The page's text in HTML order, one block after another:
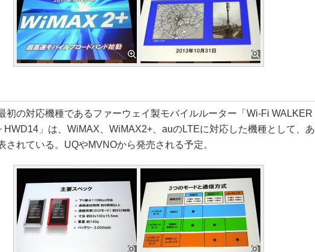
初の対応機種であるファーウェイ製モバイルルーター「Wi-Fi WALKER
HWD14」は、WiMAX、WiMAX2+、auのLTEに対応した機種として、あ
されている。UQやMVNOから発売される予定。